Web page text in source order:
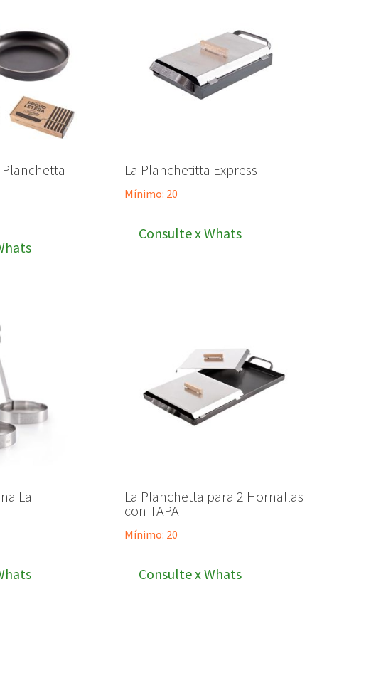
–
La Planchetitta Express
Mínimo: 20
Consulte x Whats
La
La Planchetta para 2 Hornallas
con TAPA
Mínimo: 20
Consulte x Whats